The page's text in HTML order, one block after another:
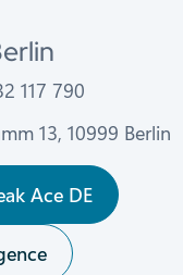
117 790
13, 10999 Berlin
Ace DE